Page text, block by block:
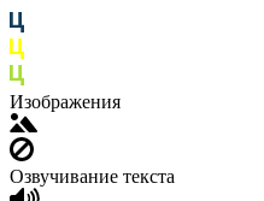
Изображения
Озвучивание текста